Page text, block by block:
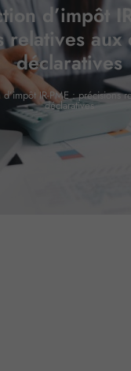
d’impôt
relatives aux
déclaratives
IR-PME : précisions
déclaratives